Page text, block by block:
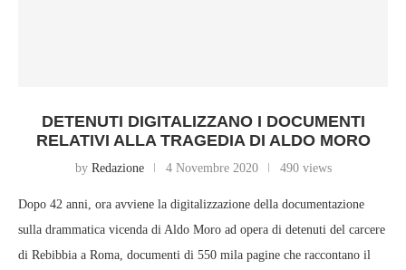
DETENUTI DIGITALIZZANO I DOCUMENTI
RELATIVI ALLA TRAGEDIA DI ALDO MORO
by Redazione 4 Novembre 2020 490 views
Dopo 42 anni, ora avviene la digitalizzazione della documentazione
sulla drammatica vicenda di Aldo Moro ad opera di detenuti del carcere
di Rebibbia a Roma, documenti di 550 mila pagine che raccontano il